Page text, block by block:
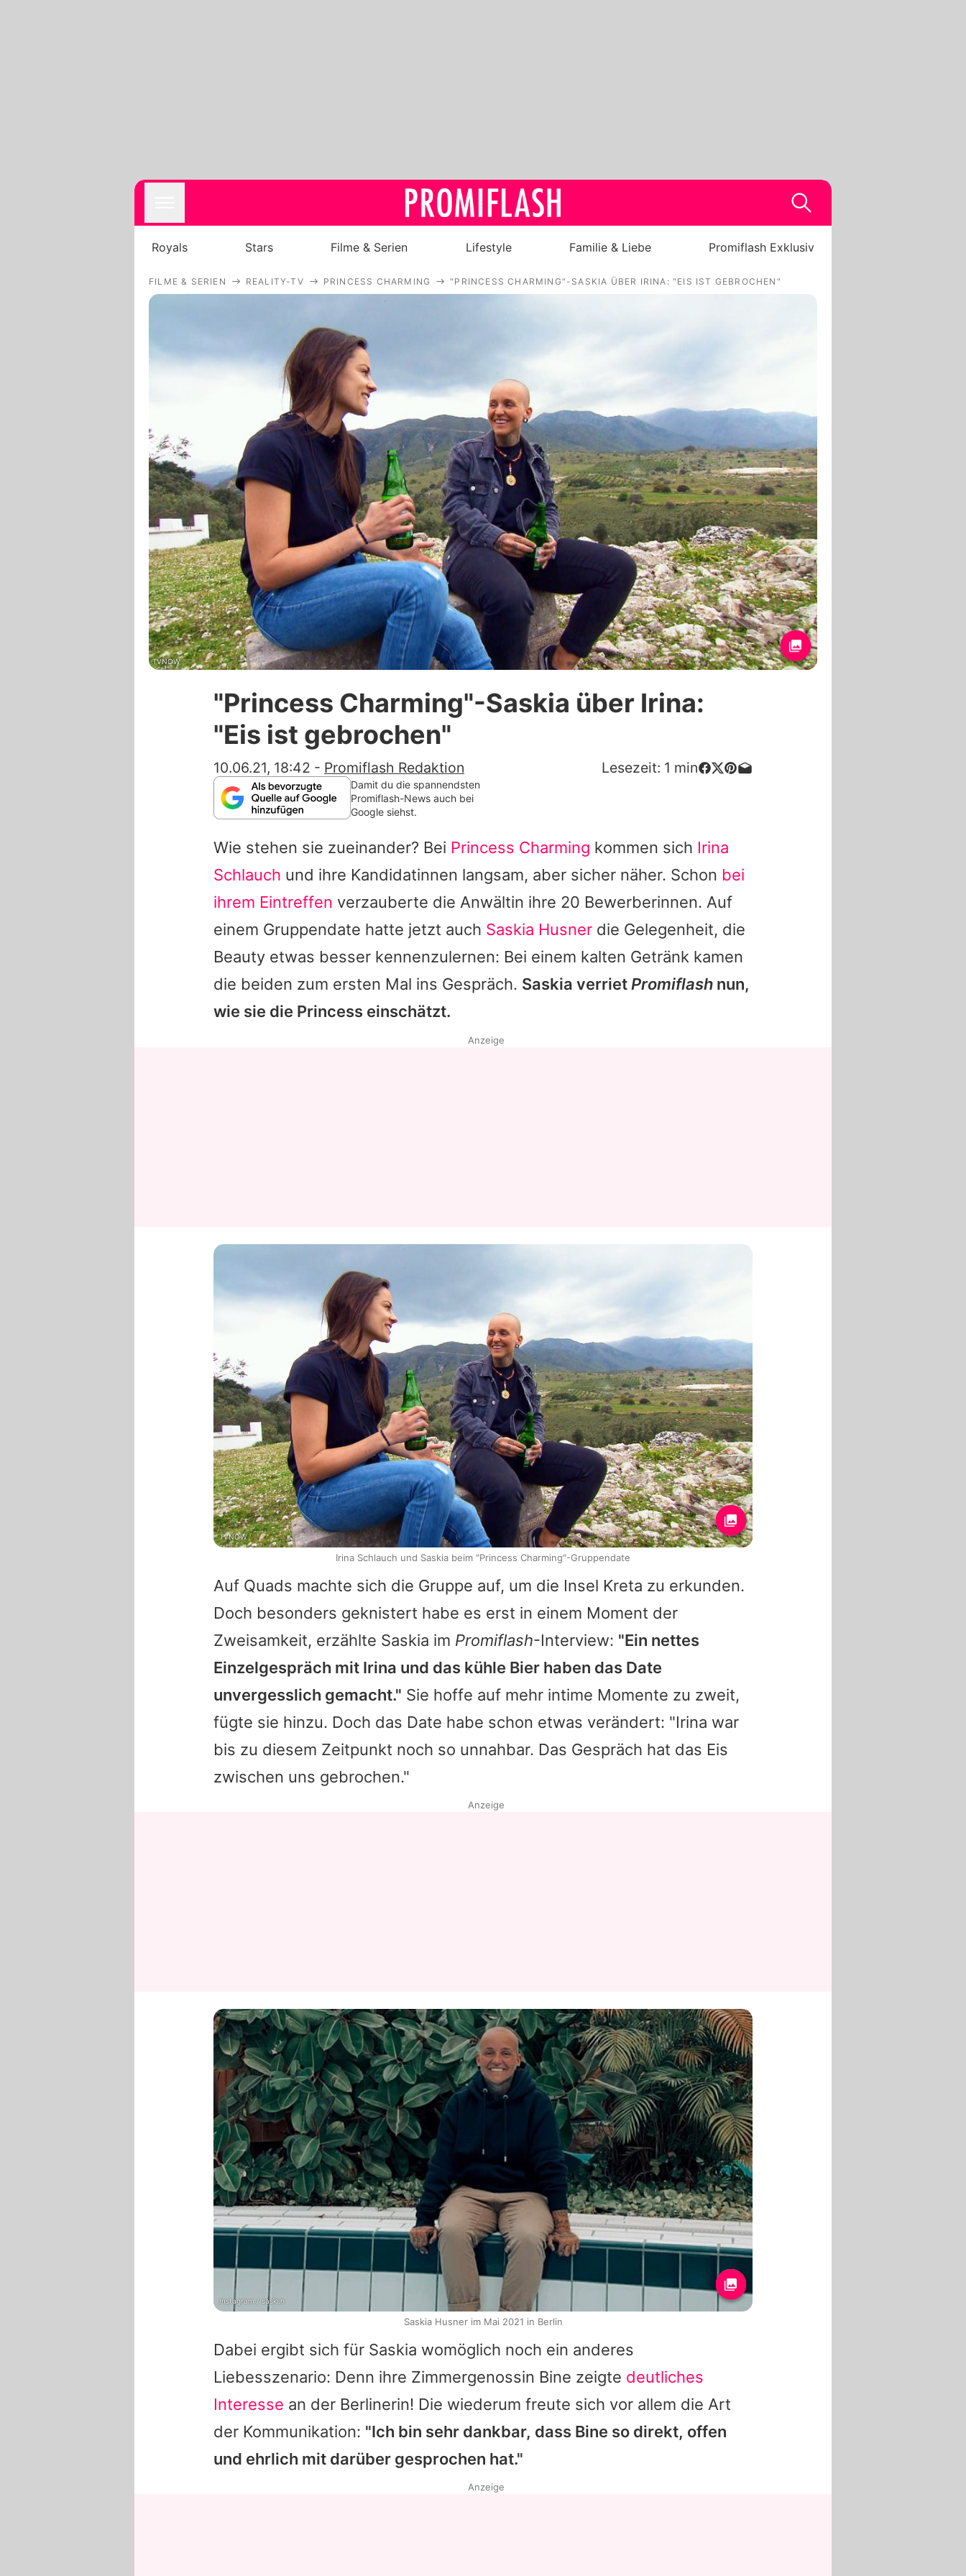
Royals
Lifestyle
Familie & Liebe
Promiflash Exklusiv
Alle Themen auf Promiflash
Jobs
App runterladen
Team
Redaktionelle Richtlinien
Impressum
Datenschutzerklärung
Nutzungsbedingungen
Utiq verwalten
Royals Stars Filme & Serien Lifestyle Familie & Liebe Promiflash Exklusiv
FILME & SERIEN REALITY-TV PRINCESS CHARMING "PRINCESS CHARMING"-SASKIA ÜBER IRINA: "EIS IST GEBROCHEN"
TVNOW
"Princess Charming"-Saskia über Irina:
"Eis ist gebrochen"
10.06.21, 18:42 - Promiflash Redaktion Lesezeit: 1 min
Damit du die spannendsten
Promiflash-News auch bei
Google siehst.
Wie stehen sie zueinander? Bei Princess Charming kommen sich Irina
Schlauch und ihre Kandidatinnen langsam, aber sicher näher. Schon bei
ihrem Eintreffen verzauberte die Anwältin ihre 20 Bewerberinnen. Auf
einem Gruppendate hatte jetzt auch Saskia Husner die Gelegenheit, die
Beauty etwas besser kennenzulernen: Bei einem kalten Getränk kamen
die beiden zum ersten Mal ins Gespräch. Saskia verrietPromiflash nun,
wie sie die Princess einschätzt.
Auf Quads machte sich die Gruppe auf, um die Insel Kreta zu erkunden.
Doch besonders geknistert habe es erst in einem Moment der
Zweisamkeit, erzählte Saskia im Promiflash-Interview: "Ein nettes
Einzelgespräch mit Irina und das kühle Bier haben das Date
unvergesslich gemacht." Sie hoffe auf mehr intime Momente zu zweit,
fügte sie hinzu. Doch das Date habe schon etwas verändert: "Irina war
bis zu diesem Zeitpunkt noch so unnahbar. Das Gespräch hat das Eis
zwischen uns gebrochen."
Dabei ergibt sich für Saskia womöglich noch ein anderes
Liebesszenario: Denn ihre Zimmergenossin Bine zeigte deutliches
Interesse an der Berlinerin! Die wiederum freute sich vor allem die Art
der Kommunikation: "Ich bin sehr dankbar, dass Bine so direkt, offen
und ehrlich mit darüber gesprochen hat."
Anzeige
TVNOW
Irina Schlauch und Saskia beim "Princess Charming"-Gruppendate
Anzeige
Instagram / saski.h
Saskia Husner im Mai 2021 in Berlin
Anzeige